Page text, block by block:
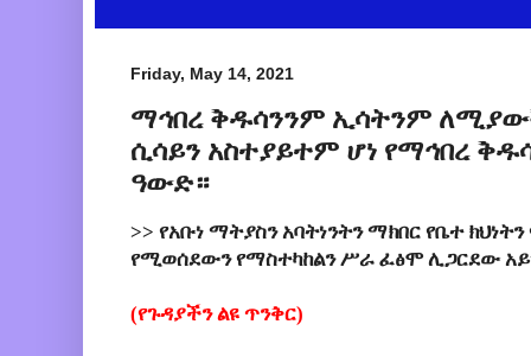
Friday, May 14, 2021
ማኅበረ ቅዱሳንንም ኢሳትንም
ሲሳይን አስተያይተም ሆነ የማኅበረ
ዓውድ።
>> የአቡነ ማትያስን አባትነንትን ማክበር የቤተ
የሚወሰደውን የማስተካከልን ሥራ ፈፅሞ ሊጋርደው
(የጉዳያችን ልዩ ጥንቅር)